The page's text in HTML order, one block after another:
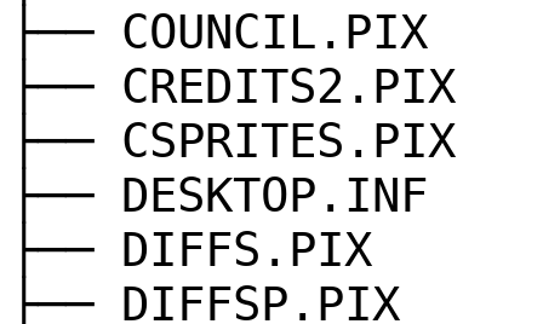
├── COUNCIL.PIX
├── CREDITS2.PIX
├── CSPRITES.PIX
├── DESKTOP.INF
├── DIFFS.PIX
├── DIFFSP.PIX